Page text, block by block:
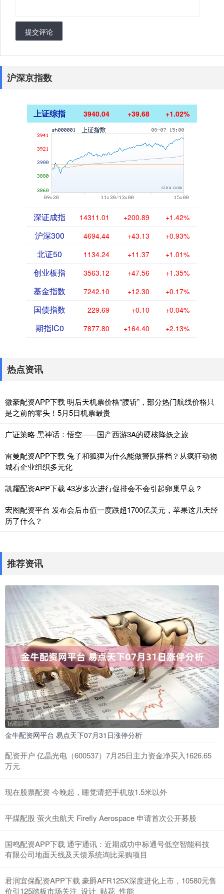
提交评论
沪深京指数
上证综指 3940.04 +39.68 +1.02%
深证成指 14311.01 +200.89 +1.42%
沪深300 4694.44 +43.13 +0.93%
北证50 1134.24 +11.37 +1.01%
创业板指 3563.12 +47.56 +1.35%
基金指数 7242.10 +12.30 +0.17%
国债指数 229.69 +0.10 +0.04%
期指IC0 7877.80 +164.40 +2.13%
热点资讯
微豪配资APP下载 明后天机票价格“腰斩”，部分热门航线价格只
是之前的零头！5月5日机票最贵
广证策略 黑神话：悟空——国产西游3A的硬核降妖之旅
雷曼配资APP下载 兔子和狐狸为什么能做警队搭档？从疯狂动物
城看企业组织多元化
凯耀配资APP下载 43岁多次进行促排会不会引起卵巢早衰？
宏图配资平台 发布会后市值一度跌超1700亿美元，苹果这几天经
历了什么？
推荐资讯
金牛配资网平台 易点天下07月31日涨停分析
配资开户 亿晶光电（600537）7月25日主力资金净买入1626.65
万元
现在股票配资 今晚起，睡觉请把手机放1.5米以外
平煤配股 萤火虫航天 Firefly Aerospace 申请首次公开募股
国鸣配资APP下载 通宇通讯：近期成功中标通号低空智能科技
有限公司地面天线及天馈系统询比采购项目
君润宜保配资APP下载 豪爵AFR125X深度进化上市，10580元售
价引125踏板市场关注_设计_贴花_性能